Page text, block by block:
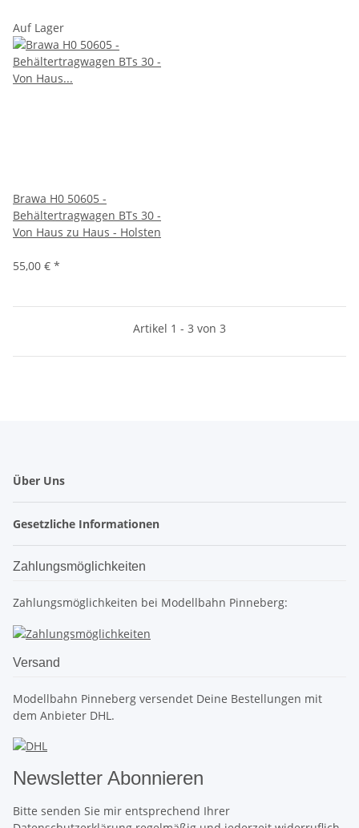
Auf Lager
Brawa H0 50605 -
Behältertragwagen BTs 30 -
Von Haus zu Haus - Holsten
55,00 € *
Artikel 1 - 3 von 3
Über Uns
Gesetzliche Informationen
Zahlungsmöglichkeiten
Zahlungsmöglichkeiten bei Modellbahn Pinneberg:
Versand
Modellbahn Pinneberg versendet Deine Bestellungen mit
dem Anbieter DHL.
Newsletter Abonnieren
Bitte senden Sie mir entsprechend Ihrer